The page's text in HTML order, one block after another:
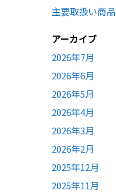
主要取扱い商品
アーカイブ
2026年7月
2026年6月
2026年5月
2026年4月
2026年3月
2026年2月
2025年12月
2025年11月